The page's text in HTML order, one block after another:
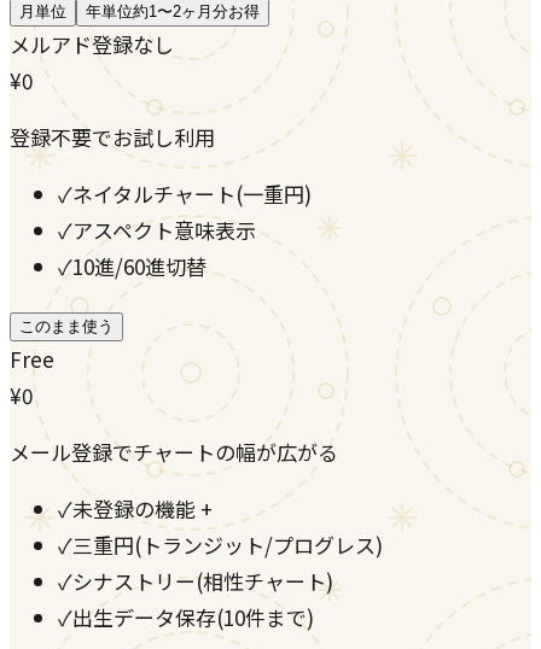
月単位 年単位約1〜2ヶ月分お得
メルアド登録なし
¥0
登録不要でお試し利用
✓ネイタルチャート(一重円)
✓アスペクト意味表示
✓10進/60進切替
このまま使う
Free
¥0
メール登録でチャートの幅が広がる
✓未登録の機能 +
✓三重円(トランジット/プログレス)
✓シナストリー(相性チャート)
✓出生データ保存(10件まで)